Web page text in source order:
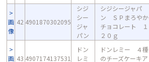
画
像
42 4901870302095
シジ
シー
ジャ
パン
シジシージャパ
ン ＳＰまろやか
チョコレート １
２０ｇ
画 43 4907174137531
ドン
レミ
ドンレミー ４種
のチーズケーキア